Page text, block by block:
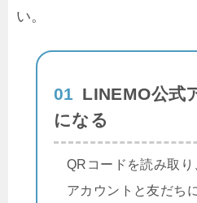
い。
01 LINEMO公式
になる
QRコードを読み取
アカウントと友だち